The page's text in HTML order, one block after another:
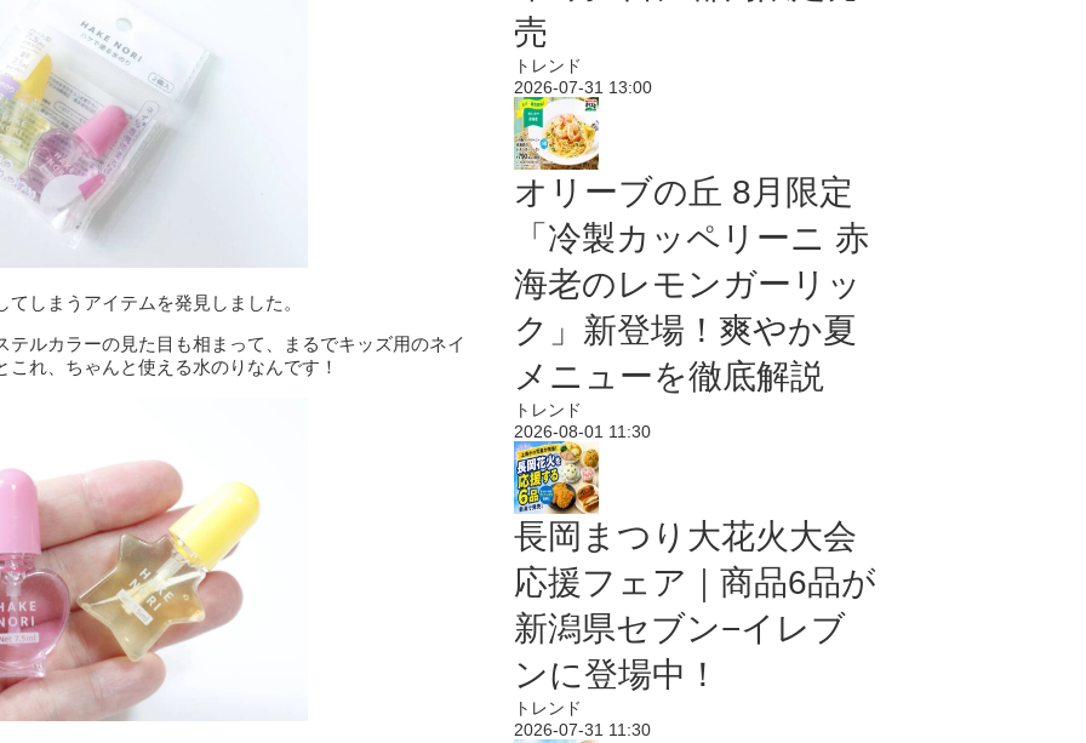
しまうアイテムを発見しました。
ルカラーの見た目も相まって、まるでキッズ用のネイ
れ、ちゃんと使える水のりなんです！
売
トレンド
2026-07-31 13:00
オリーブの丘 8月限定
「冷製カッペリーニ 赤
海老のレモンガーリッ
ク」新登場！爽やか夏
メニューを徹底解説
トレンド
2026-08-01 11:30
長岡まつり大花火大会
応援フェア｜商品6品が
新潟県セブン−イレブ
ンに登場中！
トレンド
2026-07-31 11:30